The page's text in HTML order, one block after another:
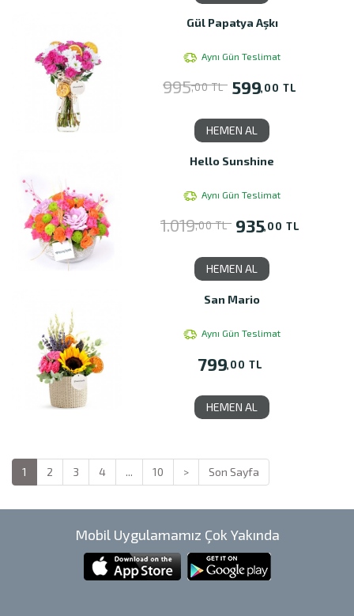
Gül Papatya Aşkı
Aynı Gün Teslimat
995,00 TL 599,00 TL
HEMEN AL
Hello Sunshine
Aynı Gün Teslimat
1.019,00 TL 935,00 TL
HEMEN AL
San Mario
Aynı Gün Teslimat
799,00 TL
HEMEN AL
1 2 3 4 ... 10 > Son Sayfa
Mobil Uygulamamız Çok Yakında